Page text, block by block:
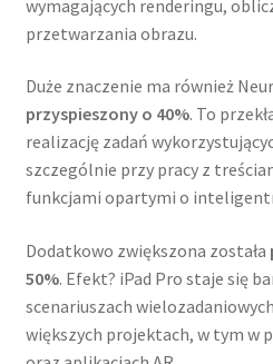
wymagających renderingu,
przetwarzania obrazu.
Duże znaczenie ma również
przyspieszony o 40%. To
realizację zadań
szczególnie przy pracy z
funkcjami opartymi o
Dodatkowo zwiększona została
50%. Efekt? iPad Pro staje się
scenariuszach
większych projektach, w tym w